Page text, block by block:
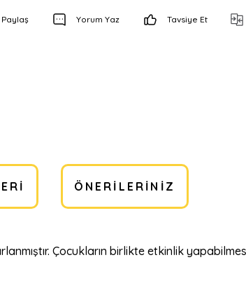
Paylaş Yorum Yaz Tavsiye Et
ÖNERILERINIZ
Çocukların birlikte etkinlik